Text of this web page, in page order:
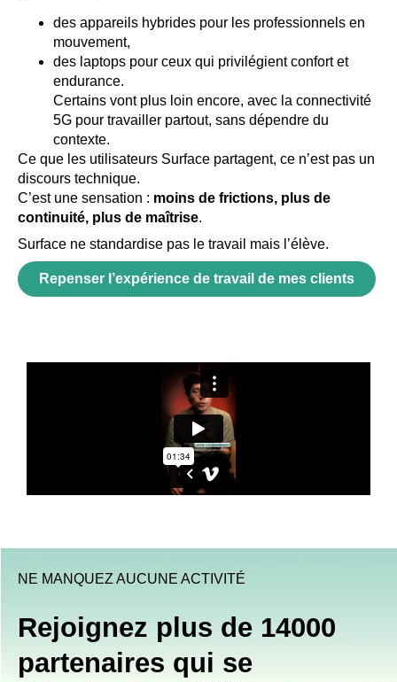
des appareils hybrides pour les professionnels en
mouvement,
des laptops pour ceux qui privilégient confort et
endurance.
Certains vont plus loin encore, avec la connectivité
5G pour travailler partout, sans dépendre du
contexte.
Ce que les utilisateurs Surface partagent, ce n’est pas un
discours technique.
C’est une sensation : moins de frictions, plus de
continuité, plus de maîtrise.
Surface ne standardise pas le travail mais l’élève.
Repenser l’expérience de travail de mes clients
NE MANQUEZ AUCUNE ACTIVITÉ
Rejoignez plus de 14000
partenaires qui se